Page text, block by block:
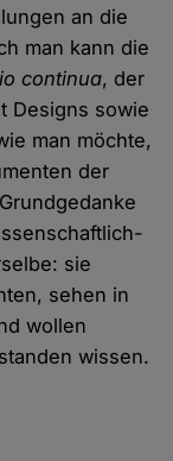
an die
man kann die
continua, der
Designs sowie
man möchte,
der
sie
sehen in
wollen
wissen.